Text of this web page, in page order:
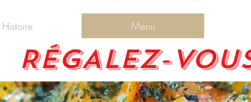
Menu
RÉGALEZ-